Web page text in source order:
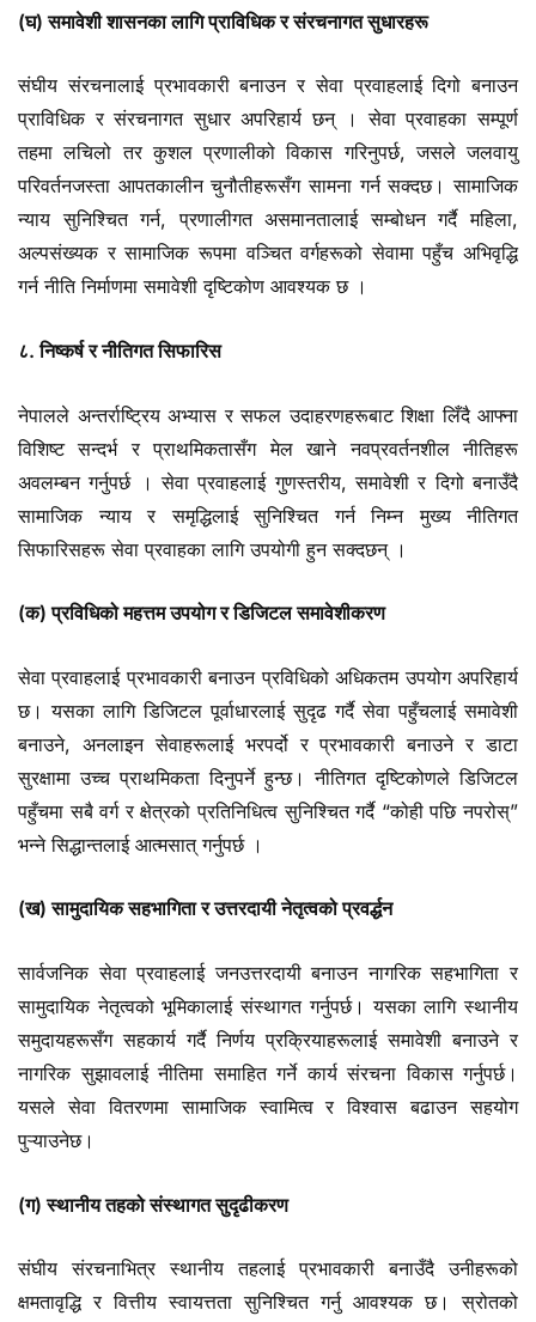
(घ) समावेशी शासनका लागि प्राविधिक र संरचनागत सुधारहरू
संघीय संरचनालाई प्रभावकारी बनाउन र सेवा प्रवाहलाई दिगो बनाउन
प्राविधिक र संरचनागत सुधार अपरिहार्य छन् । सेवा प्रवाहका सम्पूर्ण
तहमा लचिलो तर कुशल प्रणालीको विकास गरिनुपर्छ, जसले जलवायु
परिवर्तनजस्ता आपतकालीन चुनौतीहरूसँग सामना गर्न सक्दछ। सामाजिक
न्याय सुनिश्चित गर्न, प्रणालीगत असमानतालाई सम्बोधन गर्दै महिला,
अल्पसंख्यक र सामाजिक रूपमा वञ्चित वर्गहरूको सेवामा पहुँच अभिवृद्धि
गर्न नीति निर्माणमा समावेशी दृष्टिकोण आवश्यक छ ।
८. निष्कर्ष र नीतिगत सिफारिस
नेपालले अन्तर्राष्ट्रिय अभ्यास र सफल उदाहरणहरूबाट शिक्षा लिँदै आफ्ना
विशिष्ट सन्दर्भ र प्राथमिकतासँग मेल खाने नवप्रवर्तनशील नीतिहरू
अवलम्बन गर्नुपर्छ । सेवा प्रवाहलाई गुणस्तरीय, समावेशी र दिगो बनाउँदै
सामाजिक न्याय र समृद्धिलाई सुनिश्चित गर्न निम्न मुख्य नीतिगत
सिफारिसहरू सेवा प्रवाहका लागि उपयोगी हुन सक्दछन् ।
(क) प्रविधिको महत्तम उपयोग र डिजिटल समावेशीकरण
सेवा प्रवाहलाई प्रभावकारी बनाउन प्रविधिको अधिकतम उपयोग अपरिहार्य
छ। यसका लागि डिजिटल पूर्वाधारलाई सुदृढ गर्दै सेवा पहुँचलाई समावेशी
बनाउने, अनलाइन सेवाहरूलाई भरपर्दो र प्रभावकारी बनाउने र डाटा
सुरक्षामा उच्च प्राथमिकता दिनुपर्ने हुन्छ। नीतिगत दृष्टिकोणले डिजिटल
पहुँचमा सबै वर्ग र क्षेत्रको प्रतिनिधित्व सुनिश्चित गर्दै “कोही पछि नपरोस्”
भन्ने सिद्धान्तलाई आत्मसात् गर्नुपर्छ ।
(ख) सामुदायिक सहभागिता र उत्तरदायी नेतृत्वको प्रवर्द्धन
सार्वजनिक सेवा प्रवाहलाई जनउत्तरदायी बनाउन नागरिक सहभागिता र
सामुदायिक नेतृत्वको भूमिकालाई संस्थागत गर्नुपर्छ। यसका लागि स्थानीय
समुदायहरूसँग सहकार्य गर्दै निर्णय प्रक्रियाहरूलाई समावेशी बनाउने र
नागरिक सुझावलाई नीतिमा समाहित गर्ने कार्य संरचना विकास गर्नुपर्छ।
यसले सेवा वितरणमा सामाजिक स्वामित्व र विश्वास बढाउन सहयोग
पुऱ्याउनेछ।
(ग) स्थानीय तहको संस्थागत सुदृढीकरण
संघीय संरचनाभित्र स्थानीय तहलाई प्रभावकारी बनाउँदै उनीहरूको
क्षमतावृद्धि र वित्तीय स्वायत्तता सुनिश्चित गर्नु आवश्यक छ। स्रोतको